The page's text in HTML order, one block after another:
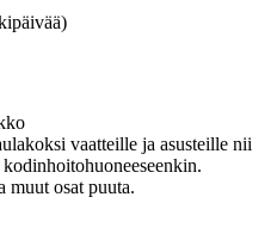
vaatteille ja asusteille nii
muut osat puuta.